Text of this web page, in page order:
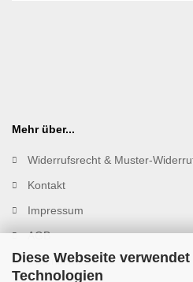
Diese Webseite
Technologien
Mehr über...
Widerrufsrecht & Muster-
Kontakt
Impressum
AGB
Datenschutz